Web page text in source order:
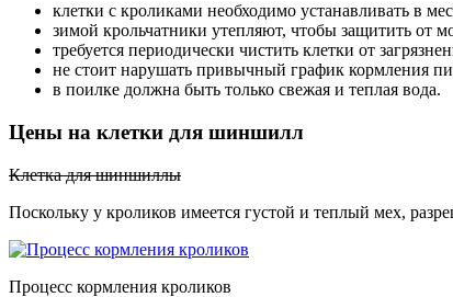
клетки с кроликами необходимо устанавливать в
зимой крольчатники утепляют, чтобы защитить от
требуется периодически чистить клетки от
не стоит нарушать привычный график кормления
в поилке должна быть только свежая и теплая вода.
Цены на клетки для шиншилл
Клетка для шиншиллы
Поскольку у кроликов имеется густой и теплый мех,
Процесс кормления кроликов